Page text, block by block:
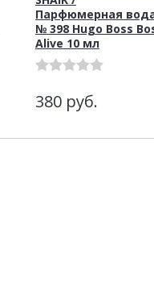
Парфюмерная
№ 398 Hugo Boss
Alive 10 мл
380 руб.